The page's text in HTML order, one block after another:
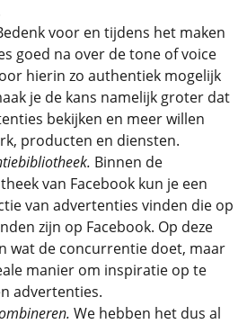
voor en tijdens het maken
goed na over de tone of voice
hierin zo authentiek mogelijk
je de kans namelijk groter dat
bekijken en meer willen
producten en diensten.
Binnen de
van Facebook kun je een
van advertenties vinden die op
zijn op Facebook. Op deze
wat de concurrentie doet, maar
manier om inspiratie op te
advertenties.
We hebben het dus al